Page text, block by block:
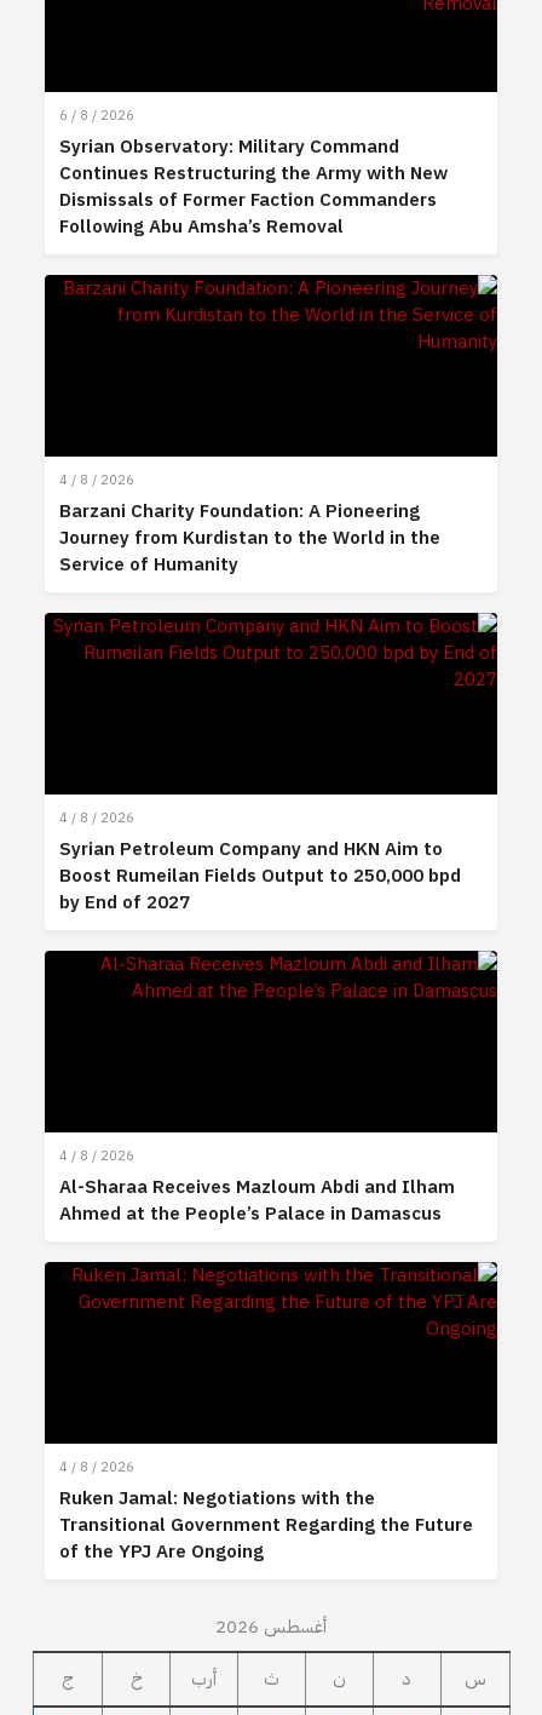
6 / 8 / 2026
Syrian Observatory: Military Command
Continues Restructuring the Army with New
Dismissals of Former Faction Commanders
Following Abu Amsha’s Removal
4 / 8 / 2026
Barzani Charity Foundation: A Pioneering
Journey from Kurdistan to the World in the
Service of Humanity
4 / 8 / 2026
Syrian Petroleum Company and HKN Aim to
Boost Rumeilan Fields Output to 250,000 bpd
by End of 2027
4 / 8 / 2026
Al-Sharaa Receives Mazloum Abdi and Ilham
Ahmed at the People’s Palace in Damascus
4 / 8 / 2026
Ruken Jamal: Negotiations with the
Transitional Government Regarding the Future
of the YPJ Are Ongoing
أغسطس 2026
س
د ن ث أرب خ
ج